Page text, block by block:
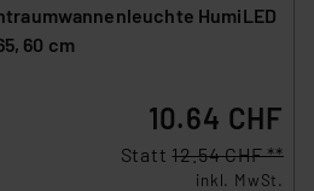
HumiLED
60 cm
10.64 CHF
Statt12.54 CHF **
inkl. MwSt.